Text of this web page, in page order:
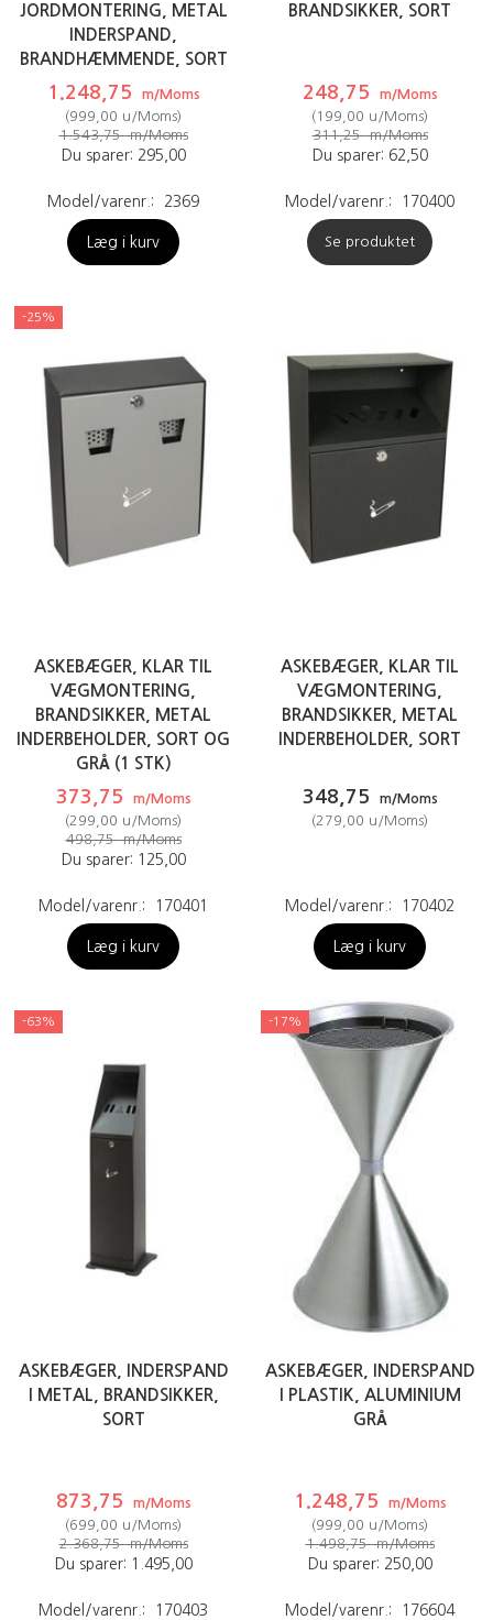
JORDMONTERING, METAL
INDERSPAND,
BRANDHÆMMENDE, SORT
1.248,75
m/Moms
(999,00 u/Moms)
1.543,75m/Moms
Du sparer: 295,00
Model/varenr.: 2369
Læg i kurv
BRANDSIKKER, SORT
248,75
m/Moms
(199,00 u/Moms)
311,25m/Moms
Du sparer: 62,50
Model/varenr.: 170400
Se produktet
-25%
ASKEBÆGER, KLAR TIL
VÆGMONTERING,
BRANDSIKKER, METAL
INDERBEHOLDER, SORT OG
GRÅ (1 STK)
373,75
m/Moms
(299,00 u/Moms)
498,75m/Moms
Du sparer: 125,00
Model/varenr.: 170401
Læg i kurv
ASKEBÆGER, KLAR TIL
VÆGMONTERING,
BRANDSIKKER, METAL
INDERBEHOLDER, SORT
348,75
m/Moms
(279,00 u/Moms)
Model/varenr.: 170402
Læg i kurv
-63%
ASKEBÆGER, INDERSPAND
I METAL, BRANDSIKKER,
SORT
873,75
m/Moms
(699,00 u/Moms)
2.368,75m/Moms
Du sparer: 1.495,00
Model/varenr.: 170403
-17%
ASKEBÆGER, INDERSPAND
I PLASTIK, ALUMINIUM
GRÅ
1.248,75
m/Moms
(999,00 u/Moms)
1.498,75m/Moms
Du sparer: 250,00
Model/varenr.: 176604